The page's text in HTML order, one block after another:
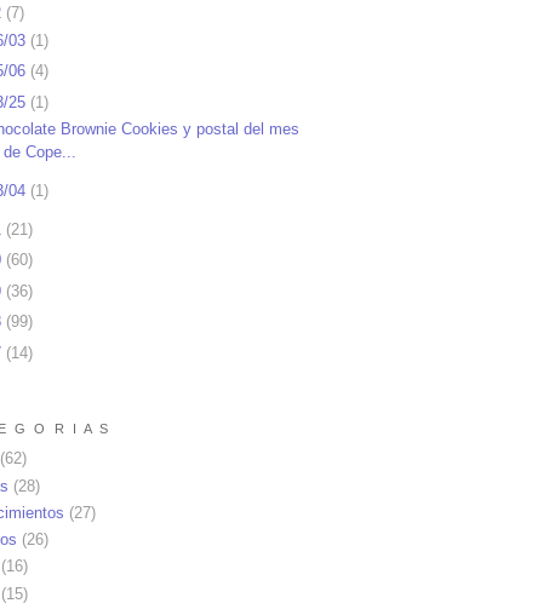
(7)
03(1)
06(4)
25(1)
Brownie Cookies y postal del mes
de Cope...
04(1 )
(21 )
(60)
(36)
(99)
(14)
G O R I A S
(62)
(28)
(27)
(26)
(16)
(15)